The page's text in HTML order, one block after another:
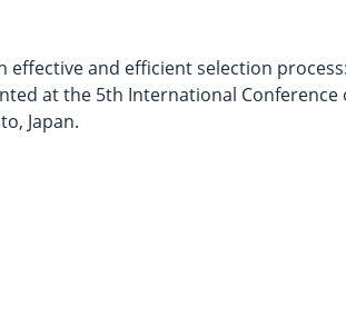
effective and efficient selection
at the 5th International Conference
Japan.